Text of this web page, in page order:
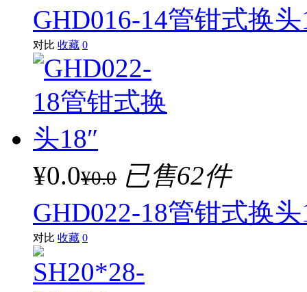
GHD016-14管钳式换头
对比 收藏 0
¥0.0¥0.0 已售62件
GHD022-18管钳式换头
对比 收藏 0